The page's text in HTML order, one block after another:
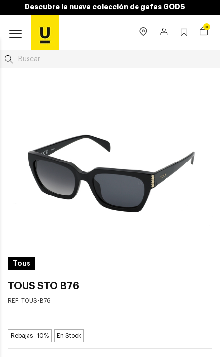
Descubre la nueva colección de gafas GODS
0
Tous
TOUS STO B76
REF: TOUS-B76
Rebajas -10% En Stock